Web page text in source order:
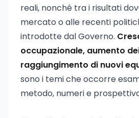
reali, nonché tra i risultati
mercato o alle recenti
introdotte dal Governo.
occupazionale, aumento
raggiungimento di nuovi
sono i temi che occorre
metodo, numeri e